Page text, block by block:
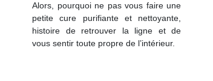
Alors, pourquoi ne pas vous faire une
petite cure purifiante et nettoyante,
histoire de retrouver la ligne et de
vous sentir toute propre de l’intérieur.